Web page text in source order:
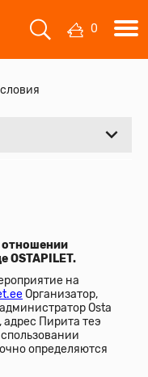
0
OSTAPILET.
на
Организатор,
Osta
адрес Пирита теэ
определяются